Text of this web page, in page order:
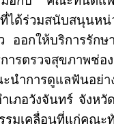
วมสนับสนุนหน่วย
ออกให้บริการรั
การตรวจสุขภาพ
นำการดูแลฟันอย่
ภอวังจันทร์ จังหวั
รมเคลื่อนที่แก่คณะ